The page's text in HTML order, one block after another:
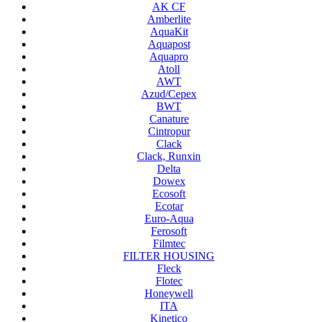
AK CF
Amberlite
AquaKit
Aquapost
Aquapro
Atoll
AWT
Azud/Cepex
BWT
Canature
Cintropur
Clack
Clack, Runxin
Delta
Dowex
Ecosoft
Ecotar
Euro-Aqua
Ferosoft
Filmtec
FILTER HOUSING
Fleck
Flotec
Honeywell
ITA
Kinetico